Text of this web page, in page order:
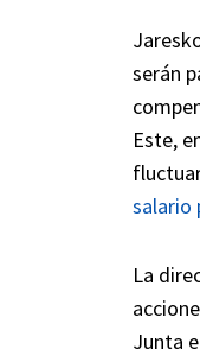
serán
Este,
salario
La
Junta